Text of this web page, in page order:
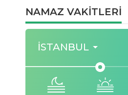
NAMAZ VAKİTLERİ
İSTANBUL